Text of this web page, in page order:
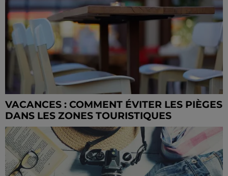
VACANCES : COMMENT ÉVITER LES PIÈGES
DANS LES ZONES TOURISTIQUES